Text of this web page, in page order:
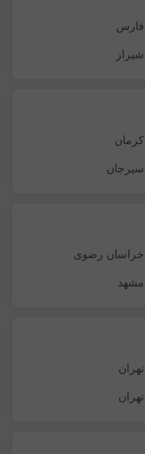
فارس
شیراز
کرمان
سیرجان
خراسان رضوی
مشهد
تهران
تهران